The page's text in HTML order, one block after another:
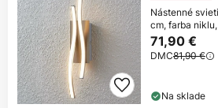
Nástenné
cm, farba
71,90 €
DMC81,90 €
Na sklade